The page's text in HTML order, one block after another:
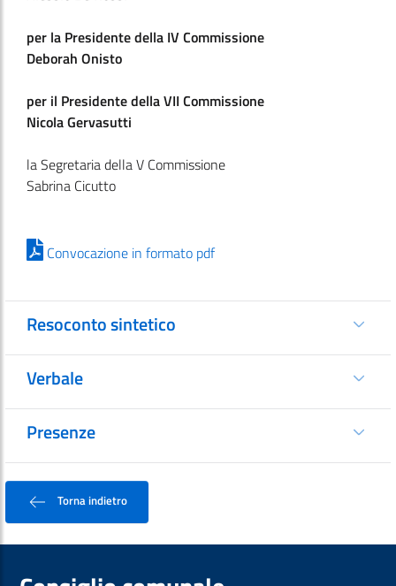
per la Presidente della IV Commissione
Deborah Onisto
per il Presidente della VII Commissione
Nicola Gervasutti
la Segretaria della V Commissione
Sabrina Cicutto
Convocazione in formato pdf
Resoconto sintetico
Verbale
Presenze
Torna indietro